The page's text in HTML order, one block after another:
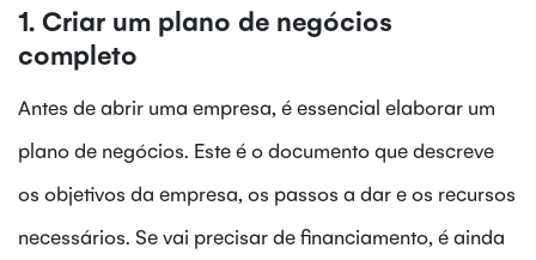
1. Criar um plano de negócios
completo
Antes de abrir uma empresa, é essencial elaborar um
plano de negócios. Este é o documento que descreve
os objetivos da empresa, os passos a dar e os recursos
necessários. Se vai precisar de financiamento, é ainda